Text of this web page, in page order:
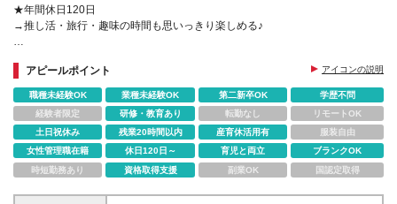
★年間休日120日
→推し活・旅行・趣味の時間も思いっきり楽しめる♪
→安定した収入で、将来も安心◎
★通信教育の受講制度あり
→働きながらスキルアップ！
アピールポイント アイコンの説明
職種未経験OK 業種未経験OK 第二新卒OK
学歴不問
経験者限定
研修・教育あり 転勤なし
リモートOK
土日祝休み
残業20時間以内 産育休活用有
服装自由
女性管理職在籍
休日120日～ 育児と両立
ブランクOK
時短勤務あり
資格取得支援 副業OK 国認定取得